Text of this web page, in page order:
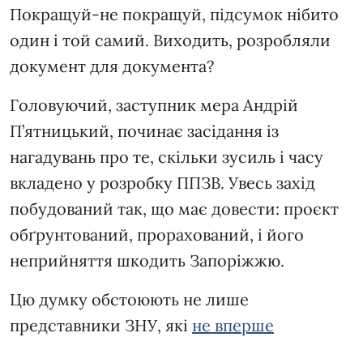
Покращуй-не покращуй, підсумок нібито
один і той самий. Виходить, розробляли
документ для документа?
Головуючий, заступник мера Андрій
П’ятницький, починає засідання із
нагадувань про те, скільки зусиль і часу
вкладено у розробку ППЗВ. Увесь захід
побудований так, що має довести: проєкт
обґрунтований, прорахований, і його
неприйняття шкодить Запоріжжю.
Цю думку обстоюють не лише
представники ЗНУ, які не вперше